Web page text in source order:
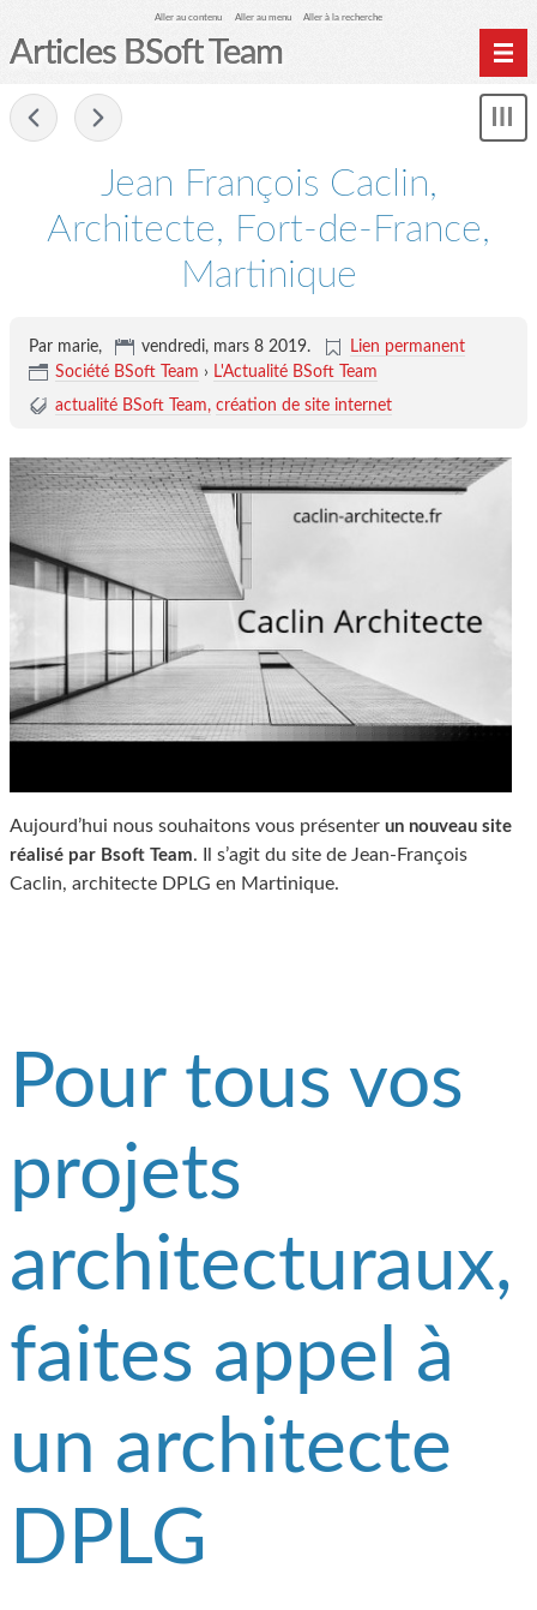
Aller au contenu Aller au menu Aller à la recherche
Articles BSoft Team
Jean François Caclin,
Architecte, Fort-de-France,
Martinique
Par marie, vendredi, mars 8 2019.
Lien permanent
Société BSoft Team › L'Actualité BSoft Team
actualité BSoft Team création de site internet
Aujourd’hui nous souhaitons vous présenter un nouveau site
réalisé par Bsoft Team. Il s’agit du site de Jean-François
Caclin, architecte DPLG en Martinique.
Pour tous vos
projets
architecturaux,
faites appel à
un architecte
DPLG